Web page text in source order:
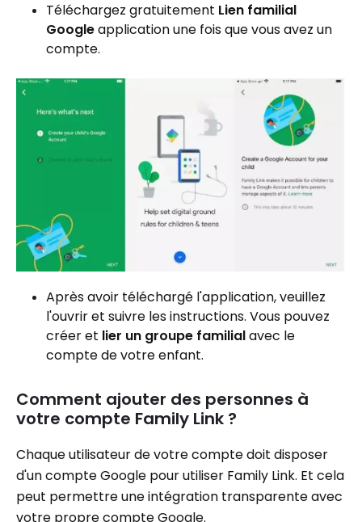
Téléchargez gratuitement Lien familial
Googleapplication une fois que vous avez un
compte.
Après avoir téléchargé l'application, veuillez
l'ouvrir et suivre les instructions. Vous pouvez
créer et lier un groupe familialavec le
compte de votre enfant.
Comment ajouter des personnes à
votre compte Family Link ?
Chaque utilisateur de votre compte doit disposer
d'un compte Google pour utiliser Family Link. Et cela
peut permettre une intégration transparente avec
votre propre compte Google.